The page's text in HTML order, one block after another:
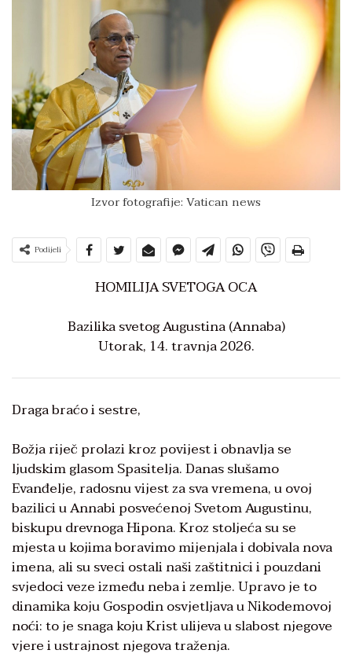
Izvor fotografije: Vatican news
Podijeli
HOMILIJA SVETOGA OCA
Bazilika svetog Augustina (Annaba)
Utorak, 14. travnja 2026.
Draga braćo i sestre,
Božja riječ prolazi kroz povijest i obnavlja se
ljudskim glasom Spasitelja. Danas slušamo
Evanđelje, radosnu vijest za sva vremena, u ovoj
bazilici u Annabi posvećenoj Svetom Augustinu,
biskupu drevnoga Hipona. Kroz stoljeća su se
mjesta u kojima boravimo mijenjala i dobivala nova
imena, ali su sveci ostali naši zaštitnici i pouzdani
svjedoci veze između neba i zemlje. Upravo je to
dinamika koju Gospodin osvjetljava u Nikodemovoj
noći: to je snaga koju Krist ulijeva u slabost njegove
vjere i ustrajnost njegova traženja.